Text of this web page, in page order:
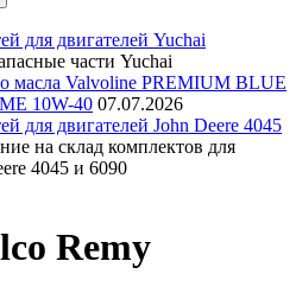
для двигателей Yuchai
части Yuchai
масла Valvoline PREMIUM BLUE
10W-40 07.07.2026
для двигателей John Deere 4045
на склад комплектов для
4045 и 6090
Remy